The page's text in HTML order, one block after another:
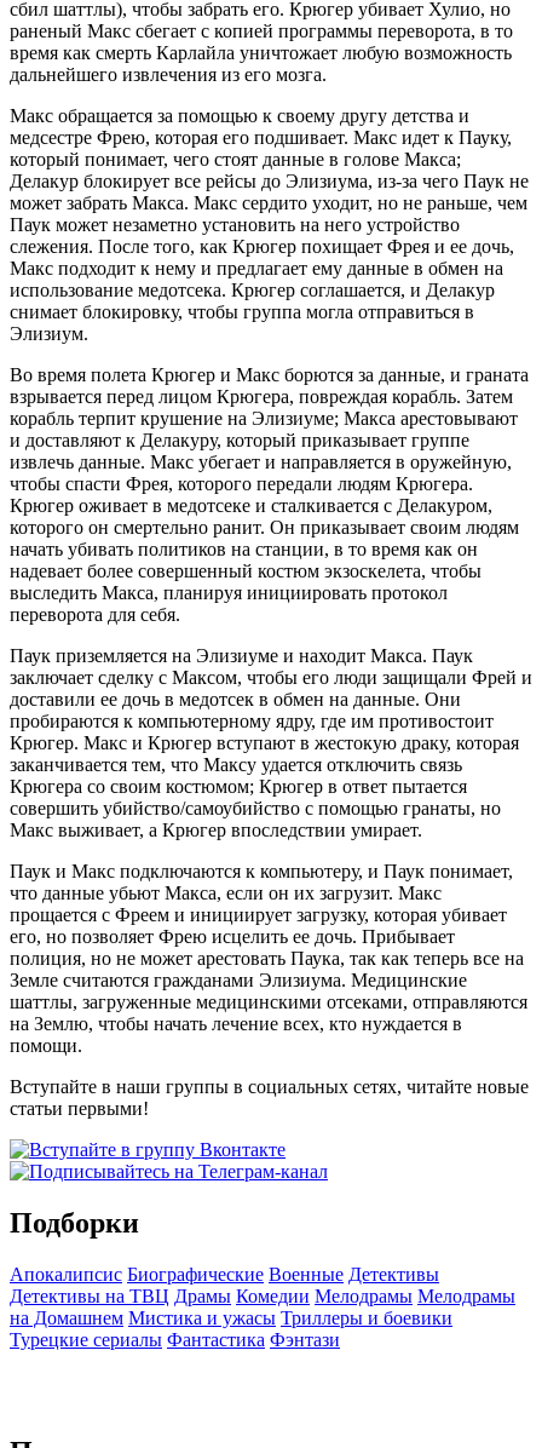
сбил шаттлы), чтобы забрать его. Крюгер убивает Хулио, но
раненый Макс сбегает с копией программы переворота, в то
время как смерть Карлайла уничтожает любую возможность
дальнейшего извлечения из его мозга.
Макс обращается за помощью к своему другу детства и
медсестре Фрею, которая его подшивает. Макс идет к Пауку,
который понимает, чего стоят данные в голове Макса;
Делакур блокирует все рейсы до Элизиума, из-за чего Паук не
может забрать Макса. Макс сердито уходит, но не раньше, чем
Паук может незаметно установить на него устройство
слежения. После того, как Крюгер похищает Фрея и ее дочь,
Макс подходит к нему и предлагает ему данные в обмен на
использование медотсека. Крюгер соглашается, и Делакур
снимает блокировку, чтобы группа могла отправиться в
Элизиум.
Во время полета Крюгер и Макс борются за данные, и граната
взрывается перед лицом Крюгера, повреждая корабль. Затем
корабль терпит крушение на Элизиуме; Макса арестовывают
и доставляют к Делакуру, который приказывает группе
извлечь данные. Макс убегает и направляется в оружейную,
чтобы спасти Фрея, которого передали людям Крюгера.
Крюгер оживает в медотсеке и сталкивается с Делакуром,
которого он смертельно ранит. Он приказывает своим людям
начать убивать политиков на станции, в то время как он
надевает более совершенный костюм экзоскелета, чтобы
выследить Макса, планируя инициировать протокол
переворота для себя.
Паук приземляется на Элизиуме и находит Макса. Паук
заключает сделку с Максом, чтобы его люди защищали Фрей и
доставили ее дочь в медотсек в обмен на данные. Они
пробираются к компьютерному ядру, где им противостоит
Крюгер. Макс и Крюгер вступают в жестокую драку, которая
заканчивается тем, что Максу удается отключить связь
Крюгера со своим костюмом; Крюгер в ответ пытается
совершить убийство/самоубийство с помощью гранаты, но
Макс выживает, а Крюгер впоследствии умирает.
Паук и Макс подключаются к компьютеру, и Паук понимает,
что данные убьют Макса, если он их загрузит. Макс
прощается с Фреем и инициирует загрузку, которая убивает
его, но позволяет Фрею исцелить ее дочь. Прибывает
полиция, но не может арестовать Паука, так как теперь все на
Земле считаются гражданами Элизиума. Медицинские
шаттлы, загруженные медицинскими отсеками, отправляются
на Землю, чтобы начать лечение всех, кто нуждается в
помощи.
Вступайте в наши группы в социальных сетях, читайте новые
статьи первыми!
Подборки
Апокалипсис Биографические Военные Детективы
Детективы на ТВЦ Драмы Комедии Мелодрамы Мелодрамы
на Домашнем Мистика и ужасы Триллеры и боевики
Турецкие сериалы Фантастика Фэнтази